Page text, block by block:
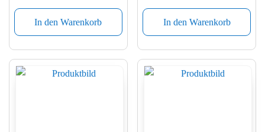
In den Warenkorb In den Warenkorb